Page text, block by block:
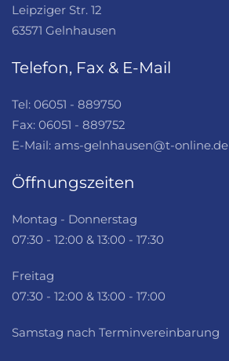
Leipziger Str. 12
63571 Gelnhausen
Telefon, Fax & E-Mail
Tel: 06051 - 889750
Fax: 06051 - 889752
E-Mail: ams-gelnhausen@t-online.de
Öffnungszeiten
Montag - Donnerstag
07:30 - 12:00 & 13:00 - 17:30
Freitag
07:30 - 12:00 & 13:00 - 17:00
Samstag nach Terminvereinbarung